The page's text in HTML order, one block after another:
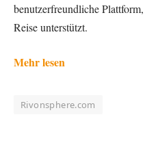
benutzerfreundliche
Reise unterstützt.
Mehr lesen
Rivonsphere.com